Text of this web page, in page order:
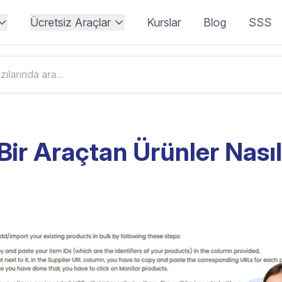
Ücretsiz Araçlar Kurslar Blog SSS
Araçtan Ürünler